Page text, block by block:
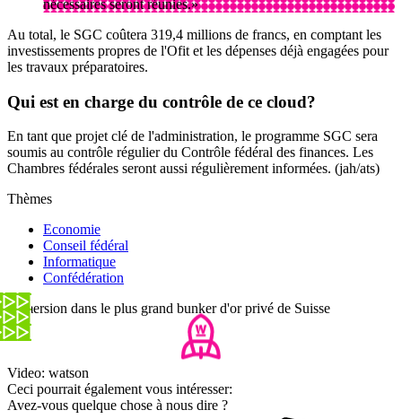
nécessaires seront réunies.»
Au total, le SGC coûtera 319,4 millions de francs, en comptant les
investissements propres de l'Ofit et les dépenses déjà engagées pour
les travaux préparatoires.
Qui est en charge du contrôle de ce cloud?
En tant que projet clé de l'administration, le programme SGC sera
soumis au contrôle régulier du Contrôle fédéral des finances. Les
Chambres fédérales seront aussi régulièrement informées. (jah/ats)
Thèmes
Economie
Conseil fédéral
Informatique
Confédération
Immersion dans le plus grand bunker d'or privé de Suisse
Video: watson
Ceci pourrait également vous intéresser:
Avez-vous quelque chose à nous dire ?